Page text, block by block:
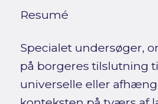
Resumé
Specialet undersøger,
på borgeres tilslutning
universelle eller